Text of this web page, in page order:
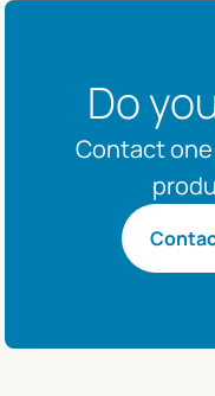
Do
Contact